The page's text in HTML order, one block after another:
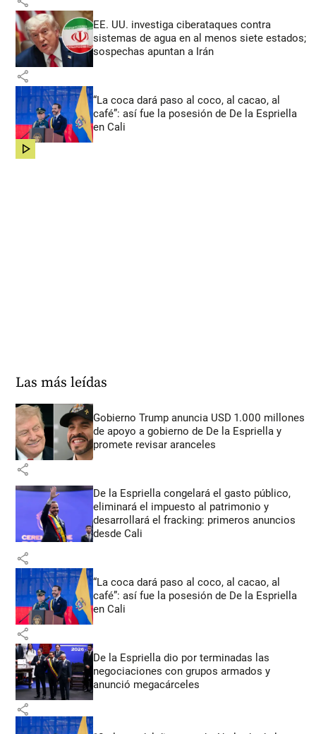
EE. UU. investiga ciberataques contra
sistemas de agua en al menos siete estados;
sospechas apuntan a Irán
share
“La coca dará paso al coco, al cacao, al
café”: así fue la posesión de De la Espriella
en Cali
share
Las más leídas
Gobierno Trump anuncia USD 1.000 millones
de apoyo a gobierno de De la Espriella y
promete revisar aranceles
share
De la Espriella congelará el gasto público,
eliminará el impuesto al patrimonio y
desarrollará el fracking: primeros anuncios
desde Cali
share
“La coca dará paso al coco, al cacao, al
café”: así fue la posesión de De la Espriella
en Cali
share
De la Espriella dio por terminadas las
negociaciones con grupos armados y
anunció megacárceles
share